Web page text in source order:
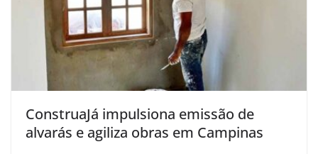
ConstruaJá impulsiona emissão de
alvarás e agiliza obras em Campinas